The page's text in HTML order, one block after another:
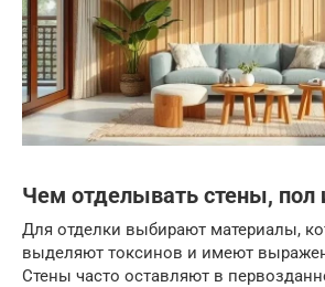
Чем отделывать стены, пол
Для отделки выбирают материалы,
выделяют токсинов и имеют
Стены часто оставляют в